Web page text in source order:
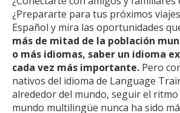
¿Prepararte para tus próximos
Español y mira las oportunidades
más de mitad de la población
o más idiomas, saber un idioma
cada vez más importante. Pero
nativos del idioma de Language
alrededor del mundo, seguir el
mundo multilingüe nunca ha sido